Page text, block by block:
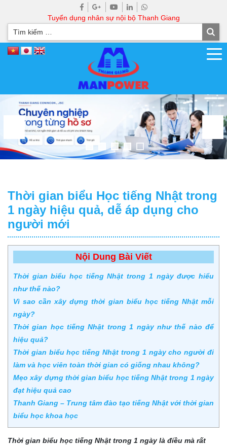
Tuyển dụng nhân sự nội bộ Thanh Giang
Thời gian biểu Học tiếng Nhật trong
1 ngày hiệu quả, dễ áp dụng cho
người mới
Nội Dung Bài Viết
Thời gian biểu học tiếng Nhật trong 1 ngày được hiểu
như thế nào?
Vì sao cần xây dựng thời gian biểu học tiếng Nhật mỗi
ngày?
Thời gian học tiếng Nhật trong 1 ngày như thế nào để
hiệu quả?
Thời gian biểu học tiếng Nhật trong 1 ngày cho người đi
làm và học viên toàn thời gian có giống nhau không?
Mẹo xây dựng thời gian biểu học tiếng Nhật trong 1 ngày
đạt hiệu quả cao
Thanh Giang – Trung tâm đào tạo tiếng Nhật với thời gian
biểu học khoa học
Thời gian biểu học tiếng Nhật trong 1 ngày là điều mà rất